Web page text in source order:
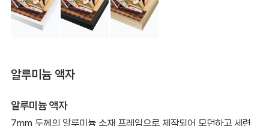
알루미늄 액자
알루미늄 액자
7mm 두께의 알루미늄 소재 프레임으로 제작되어 모던하고 세련